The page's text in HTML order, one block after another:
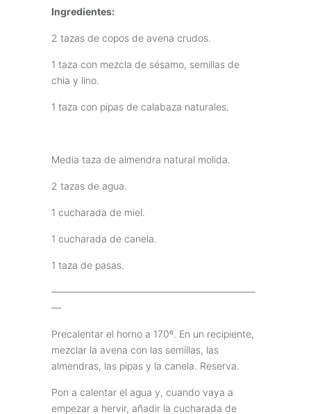
Ingredientes:
2 tazas de copos de avena crudos.
1 taza con mezcla de sésamo, semillas de
chia y lino.
1 taza con pipas de calabaza naturales.
Media taza de almendra natural molida.
2 tazas de agua.
1 cucharada de miel.
1 cucharada de canela.
1 taza de pasas.
—————————————————————
—
Precalentar el horno a 170º. En un recipiente,
mezclar la avena con las semillas, las
almendras, las pipas y la canela. Reserva.
Pon a calentar el agua y, cuando vaya a
empezar a hervir, añadir la cucharada de